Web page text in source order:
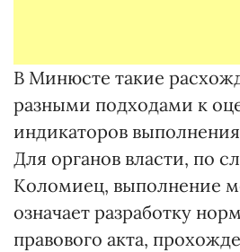
В Минюсте такие
разными подходами к
индикаторов
Для органов власти, по
Коломиец, выполнение
означает разработку
правового акта,